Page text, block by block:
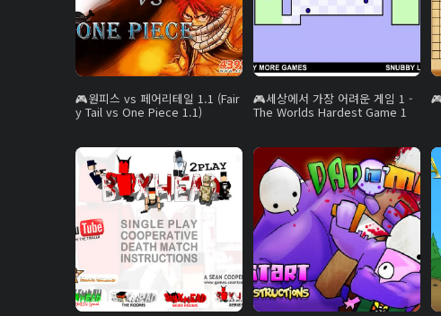
원피스 vs 페어리테일 1.1 (Fair
y Tail vs One Piece 1.1)
세상에서 가장 어려운 게임 1 -
The Worlds Hardest Game 1